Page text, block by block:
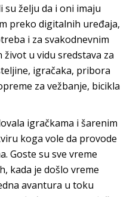
su želju da i oni imaju
preko digitalnih uređaja,
i za svakodnevnim
u vidu sredstava za
igračaka, pribora
za vežbanje, bicikla
igračkama i šarenim
koga vole da provode
Goste su sve vreme
kada je došlo vreme
avantura u toku